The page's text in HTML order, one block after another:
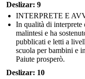
Deslizar: 9
INTERPRETE E
In qualità di interprete
malintesi e ha
pubblicati e letti a
scuola per bambini e
Paiute prosperò.
Deslizar: 10